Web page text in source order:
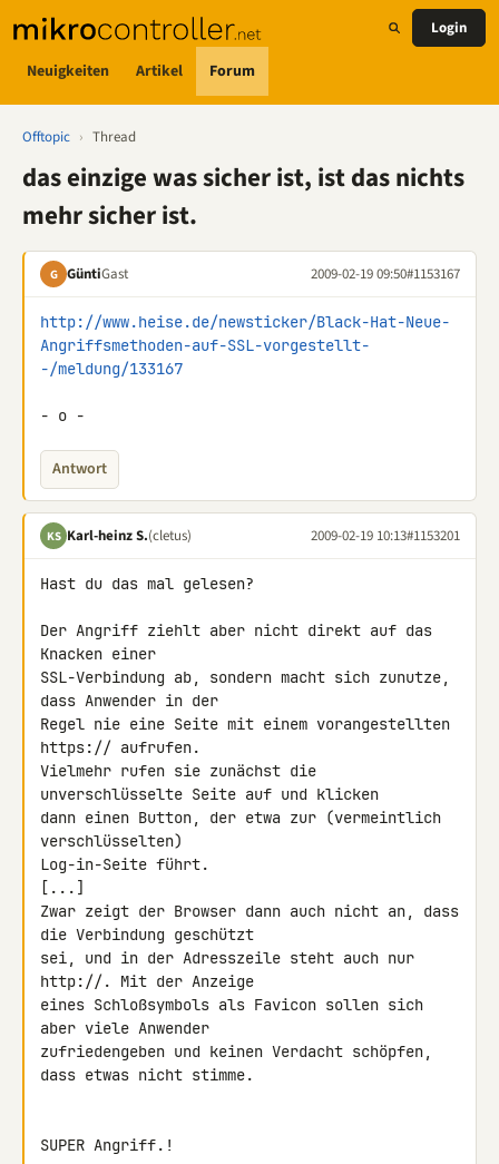
Neuigkeiten Artikel Forum
Login
Offtopic › Thread
das einzige was sicher ist, ist das nichts
mehr sicher ist.
G GüntiGast 2009-02-19 09:50#1153167
http://www.heise.de/newsticker/Black-Hat-Neue-
Angriffsmethoden-auf-SSL-vorgestellt-
-/meldung/133167
- o -
Antwort
KS Karl-heinz S.(cletus) 2009-02-19 10:13#1153201
Hast du das mal gelesen?
Der Angriff ziehlt aber nicht direkt auf das
Knacken einer
SSL-Verbindung ab, sondern macht sich zunutze,
dass Anwender in der
Regel nie eine Seite mit einem vorangestellten
https:// aufrufen.
Vielmehr rufen sie zunächst die
unverschlüsselte Seite auf und klicken
dann einen Button, der etwa zur (vermeintlich
verschlüsselten)
Log-in-Seite führt.
[...]
Zwar zeigt der Browser dann auch nicht an, dass
die Verbindung geschützt
sei, und in der Adresszeile steht auch nur
http://. Mit der Anzeige
eines Schloßsymbols als Favicon sollen sich
aber viele Anwender
zufriedengeben und keinen Verdacht schöpfen,
dass etwas nicht stimme.
SUPER Angriff.!